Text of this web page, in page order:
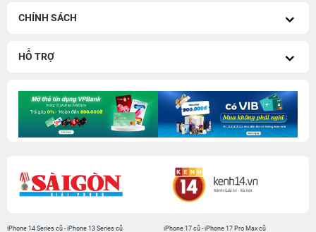
CHÍNH SÁCH
HỖ TRỢ
iPhone 14 Series cũ -iPhone 13 Series cũ
iPhone 17 cũ-iPhone 17 Pro Max cũ